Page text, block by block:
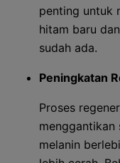
penting untuk
hitam baru
sudah ada.
Peningkatan
Proses
menggantikan
melanin